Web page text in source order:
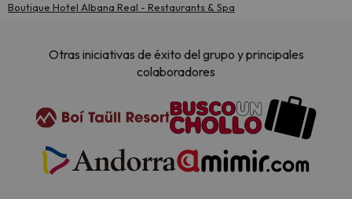
Boutique Hotel Albana Real - Restaurants & Spa
Otras iniciativas de éxito del grupo y principales
colaboradores